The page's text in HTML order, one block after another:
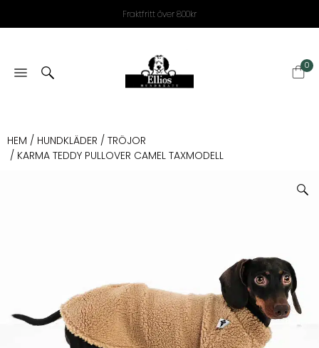
Fraktfritt över 800kr
0
HEM / HUNDKLÄDER / TRÖJOR
/ KARMA TEDDY PULLOVER CAMEL TAXMODELL